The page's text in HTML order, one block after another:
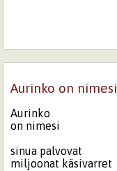
Aurinko on nimesi
Aurinko
on nimesi
sinua palvovat
miljoonat käsivarret